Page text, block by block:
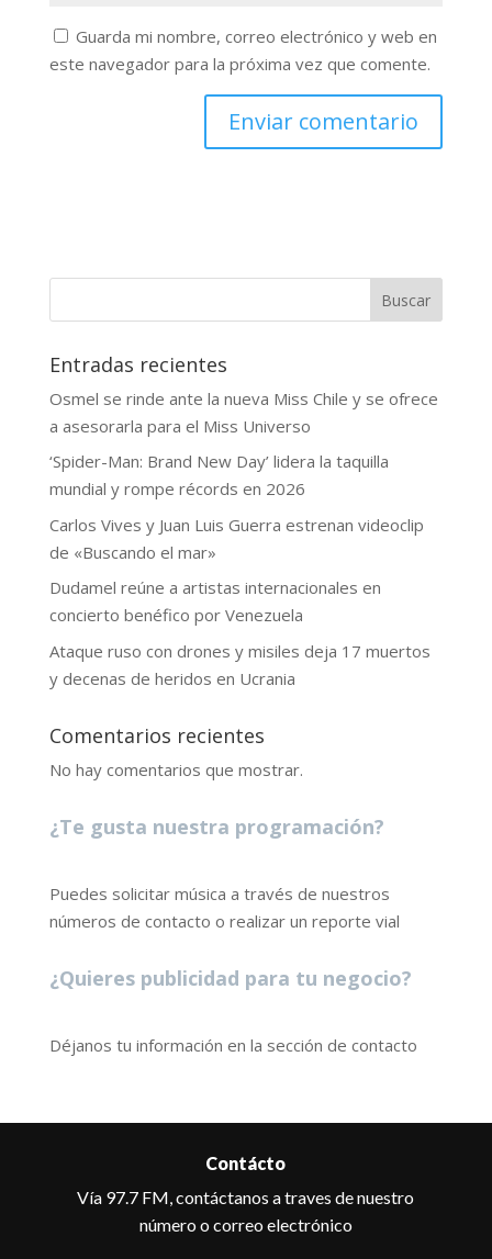
Guarda mi nombre, correo electrónico y web en
este navegador para la próxima vez que comente.
Buscar
Entradas recientes
Osmel se rinde ante la nueva Miss Chile y se ofrece
a asesorarla para el Miss Universo
‘Spider-Man: Brand New Day’ lidera la taquilla
mundial y rompe récords en 2026
Carlos Vives y Juan Luis Guerra estrenan videoclip
de «Buscando el mar»
Dudamel reúne a artistas internacionales en
concierto benéfico por Venezuela
Ataque ruso con drones y misiles deja 17 muertos
y decenas de heridos en Ucrania
Comentarios recientes
No hay comentarios que mostrar.
¿Te gusta nuestra programación?
Puedes solicitar música a través de nuestros
números de contacto o realizar un reporte vial
¿Quieres publicidad para tu negocio?
Déjanos tu información en la sección de contacto
Contácto
Vía 97.7 FM, contáctanos a traves de nuestro
número o correo electrónico